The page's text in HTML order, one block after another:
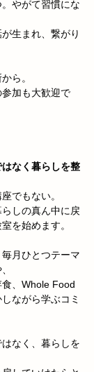
やがて習慣にな
生まれ、繋がり
ら。
加も大歓迎で
なく暮らしを整
でもない。
らしの真ん中に戻
を始めます。
毎月ひとつテーマ
、Whole Food
ながら学ぶコミ
なく、暮らしを